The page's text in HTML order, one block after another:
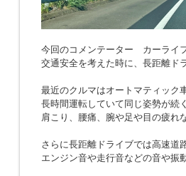
今回のコメンテーター カーライ
交通安全を考えた時に、長距離ド
最近のクルマはオートマティック
長時間運転していて同じ姿勢が続
肩こり、腰痛、腕や足や目の疲れ
さらに長距離ドライブでは高速道
エンジン音や走行音などの音や振